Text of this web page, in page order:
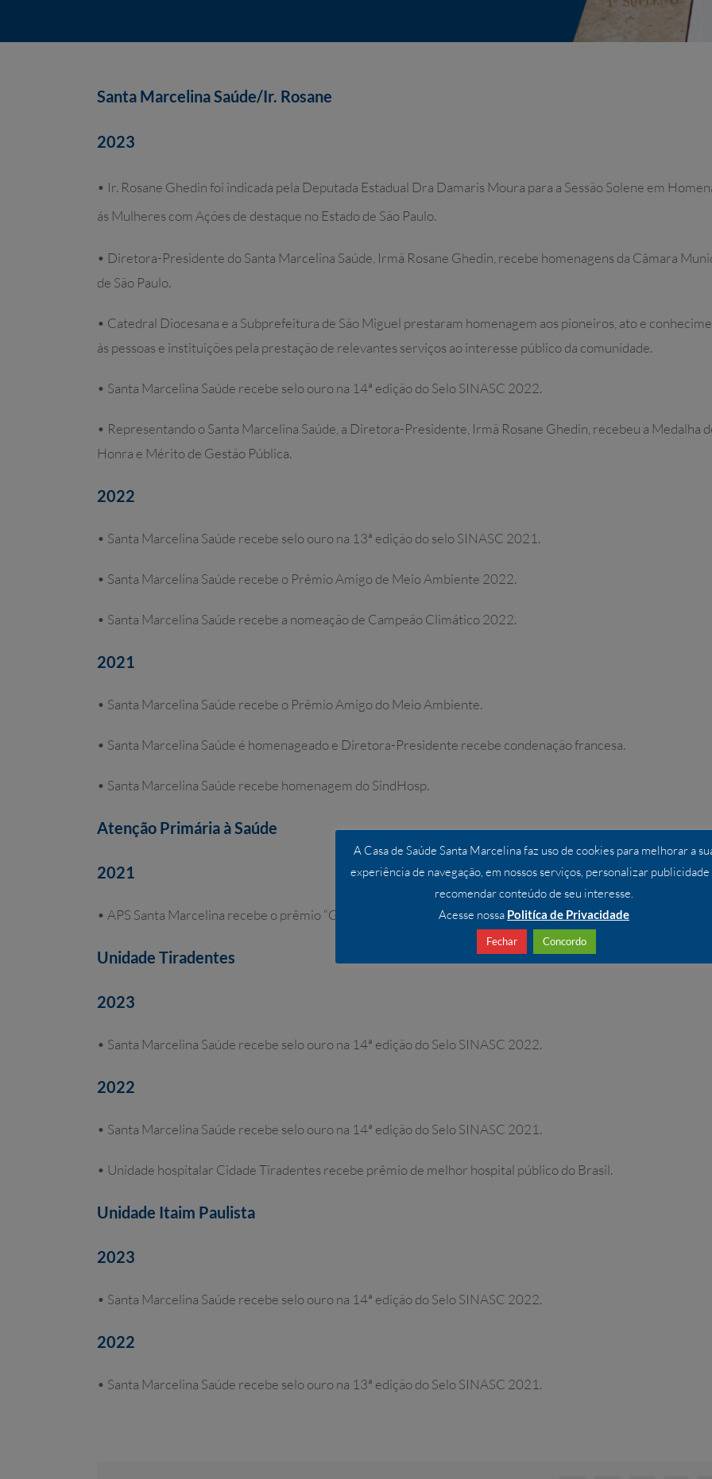
Santa Marcelina Saúde/Ir. Rosane
2023
• Ir. Rosane Ghedin foi indicada pela Deputada Estadual Dra Damaris Moura para a Sessão Solene em
ás Mulheres com Ações de destaque no Estado de São Paulo.
• Diretora-Presidente do Santa Marcelina Saúde, Irmã Rosane Ghedin, recebe homenagens da Câmara
de São Paulo.
• Catedral Diocesana e a Subprefeitura de São Miguel prestaram homenagem aos pioneiros, ato e
às pessoas e instituições pela prestação de relevantes serviços ao interesse público da comunidade.
• Santa Marcelina Saúde recebe selo ouro na 14ª edição do Selo SINASC 2022.
• Representando o Santa Marcelina Saúde, a Diretora-Presidente, Irmã Rosane Ghedin, recebeu a Medalha
Honra e Mérito de Gestão Pública.
2022
• Santa Marcelina Saúde recebe selo ouro na 13ª edição do selo SINASC 2021.
• Santa Marcelina Saúde recebe o Prêmio Amigo de Meio Ambiente 2022.
• Santa Marcelina Saúde recebe a nomeação de Campeão Climático 2022.
2021
• Santa Marcelina Saúde recebe o Prêmio Amigo do Meio Ambiente.
• Santa Marcelina Saúde é homenageado e Diretora-Presidente recebe condenação francesa.
• Santa Marcelina Saúde recebe homenagem do SindHosp.
Atenção Primária à Saúde
2021
• APS Santa Marcelina recebe o prêmio “Gente que faz a Diferença”.
Unidade Tiradentes
2023
• Santa Marcelina Saúde recebe selo ouro na 14ª edição do Selo SINASC 2022.
2022
• Santa Marcelina Saúde recebe selo ouro na 14ª edição do Selo SINASC 2021.
• Unidade hospitalar Cidade Tiradentes recebe prêmio de melhor hospital público do Brasil.
Unidade Itaim Paulista
2023
• Santa Marcelina Saúde recebe selo ouro na 14ª edição do Selo SINASC 2022.
2022
• Santa Marcelina Saúde recebe selo ouro na 13ª edição do Selo SINASC 2021.
A Casa de Saúde Santa Marcelina faz uso de cookies para melhorar a
experiência de navegação, em nossos serviços, personalizar publicidade
recomendar conteúdo de seu interesse.
Acesse nossa Politíca de Privacidade
Fechar Concordo